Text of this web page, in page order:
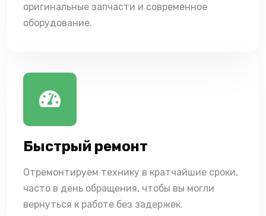
оригинальные запчасти и современное
оборудование.
Быстрый ремонт
Отремонтируем технику в кратчайшие сроки,
часто в день обращения, чтобы вы могли
вернуться к работе без задержек.